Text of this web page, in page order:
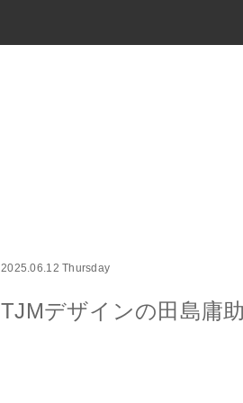
2025.06.12 Thursday
TJMデザインの田島庸